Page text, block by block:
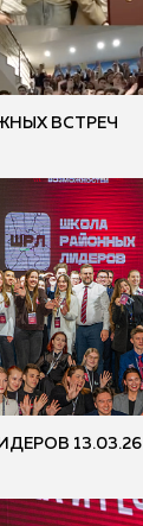
ВСТРЕЧ
13.03.26